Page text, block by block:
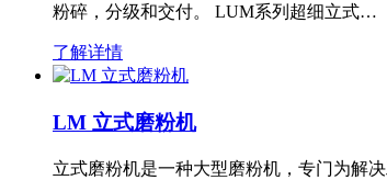
粉碎，分级和交付。 LUM系列超细立式…
了解详情
LM 立式磨粉机
立式磨粉机是一种大型磨粉机，专门为解